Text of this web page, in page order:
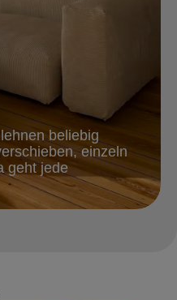
beliebig
einzeln
geht jede